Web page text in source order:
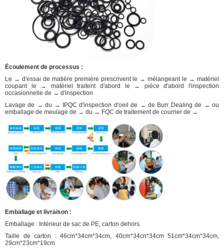
Écoulement de processus :
Le → d'essai de matière première prescrivent le → mélangeant le → matériel
coupant le → matériel traitent d'abord le → pièce d'abord l'inspection
occasionnelle de → d'inspection
Lavage de → du → IPQC d'inspection d'oeil de → de Burr Dealing de → ou
emballage de meulage de → du → FQC de traitement de courrier de →
Emballage et livraison :
Emballage : Intérieur de sac de PE, carton dehors.
Taille de carton : 46cm*34cm*34cm, 40cm*34cn*34cm 51cm*34cm*34cm,
29cm*23cm*19cm